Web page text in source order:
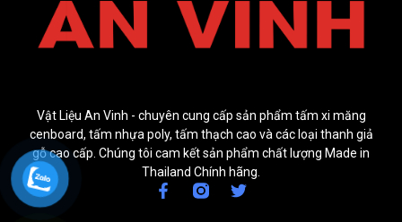
Vật Liệu An Vinh - chuyên cung cấp sản phẩm tấm xi măng
cenboard, tấm nhựa poly, tấm thạch cao và các loại thanh giả
gỗ cao cấp. Chúng tôi cam kết sản phẩm chất lượng Made in
Thailand Chính hãng.